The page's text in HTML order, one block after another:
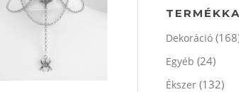
Dekoráció
Egyéb (24)
Ékszer (132)